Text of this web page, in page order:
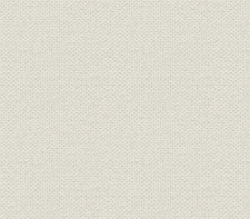
経営政策 経営
社会貢献 助成
国土開発;都市開発 県内